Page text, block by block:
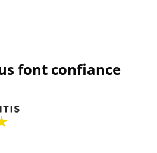
font confiance